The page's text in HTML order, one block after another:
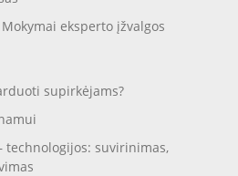
Mokymai eksperto įžvalgos
supirkėjams?
technologijos: suvirinimas,